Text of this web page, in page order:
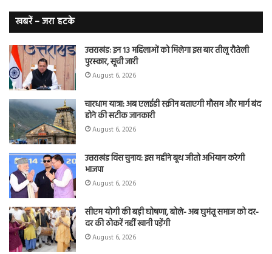
कैंसर का
शिकार
खबरें – जरा हटके
उत्तराखंड: इन 13 महिलाओं को मिलेगा इस बार तीलू रौतेली
पुरस्कार, सूची जारी
August 6, 2026
चारधाम यात्रा: अब एलईडी स्क्रीन बताएगी मौसम और मार्ग बंद
होने की सटीक जानकारी
August 6, 2026
उत्तराखंड विस चुनाव: इस महीने बूथ जीतो अभियान करेगी
भाजपा
August 6, 2026
सीएम योगी की बड़ी घोषणा, बोले- अब घुमंतू समाज को दर-
दर की ठोकरें नहीं खानी पड़ेंगी
August 6, 2026